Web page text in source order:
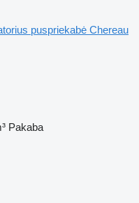
puspriekabė Chereau
Pakaba